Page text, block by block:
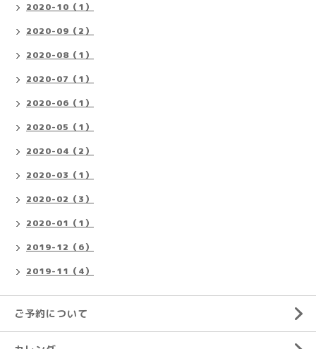
2020-10（1）
2020-09（2）
2020-08（1）
2020-07（1）
2020-06（1）
2020-05（1）
2020-04（2）
2020-03（1）
2020-02（3）
2020-01（1）
2019-12（6）
2019-11（4）
ご予約について